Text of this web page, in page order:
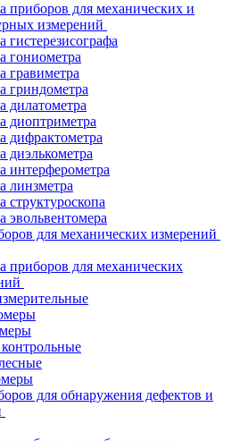
приборов для механических и
измерений
гистерезисографа
гониометра
гравиметра
гриндометра
дилатометра
диоптриметра
дифрактометра
диэлькометра
интерферометра
линзметра
структуроскопа
эвольвентомера
для механических измерений
приборов для механических
для обнаружения дефектов и